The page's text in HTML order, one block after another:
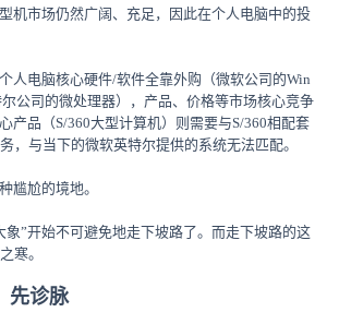
机市场仍然广阔、充足，因此在个人电脑中的投
人电脑核心硬件/软件全靠外购（微软公司的Win
公司的微处理器），产品、价格等市场核心竞争
产品（S/360大型计算机）则需要与S/360相配套
，与当下的微软英特尔提供的系统无法匹配。
尴尬的境地。
象”开始不可避免地走下坡路了。而走下坡路的这
寒。
先诊脉